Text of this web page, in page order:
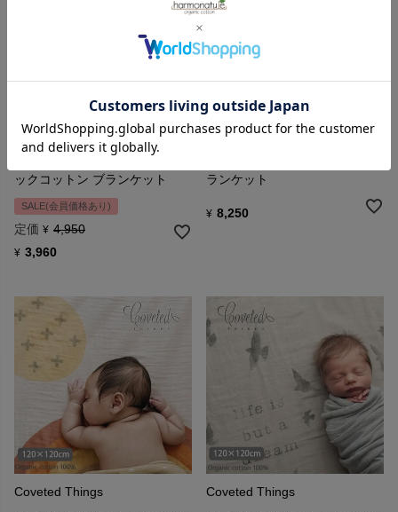
maxomorra
ックコットン ブランケット
SALE(会員価格あり)
定価 ¥ 4,950
¥ 3,960
BabyShower
ランケット
¥ 8,250
Coveted Things
Coveted Things